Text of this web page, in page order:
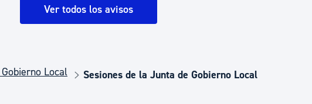
Espacio público, residuos y medioambiente
Euskera
Ver todos los avisos
Local Sesiones de la Junta de Gobierno Local